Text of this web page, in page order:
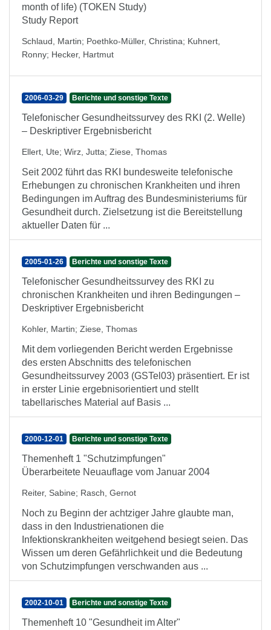
month of life) (TOKEN Study)
Study Report
Schlaud, Martin; Poethko-Müller, Christina; Kuhnert,
Ronny; Hecker, Hartmut
2006-03-29 Berichte und sonstige Texte
Telefonischer Gesundheitssurvey des RKI (2. Welle)
– Deskriptiver Ergebnisbericht
Ellert, Ute; Wirz, Jutta; Ziese, Thomas
Seit 2002 führt das RKI bundesweite telefonische
Erhebungen zu chronischen Krankheiten und ihren
Bedingungen im Auftrag des Bundesministeriums für
Gesundheit durch. Zielsetzung ist die Bereitstellung
aktueller Daten für ...
2005-01-26 Berichte und sonstige Texte
Telefonischer Gesundheitssurvey des RKI zu
chronischen Krankheiten und ihren Bedingungen –
Deskriptiver Ergebnisbericht
Kohler, Martin; Ziese, Thomas
Mit dem vorliegenden Bericht werden Ergebnisse
des ersten Abschnitts des telefonischen
Gesundheitssurvey 2003 (GSTel03) präsentiert. Er ist
in erster Linie ergebnisorientiert und stellt
tabellarisches Material auf Basis ...
2000-12-01 Berichte und sonstige Texte
Themenheft 1 "Schutzimpfungen"
Überarbeitete Neuauflage vom Januar 2004
Reiter, Sabine; Rasch, Gernot
Noch zu Beginn der achtziger Jahre glaubte man,
dass in den Industrienationen die
Infektionskrankheiten weitgehend besiegt seien. Das
Wissen um deren Gefährlichkeit und die Bedeutung
von Schutzimpfungen verschwanden aus ...
2002-10-01 Berichte und sonstige Texte
Themenheft 10 "Gesundheit im Alter"